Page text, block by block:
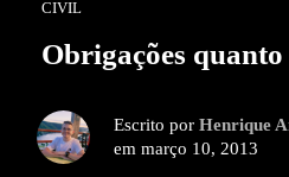
CIVIL
Obrigações
Escrito por Henrique
em março 10, 2013